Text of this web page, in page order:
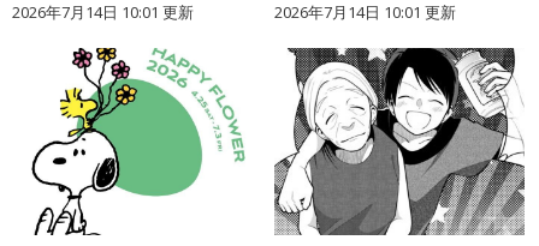
2026年7月14日 10:01 更新 2026年7月14日 10:01 更新